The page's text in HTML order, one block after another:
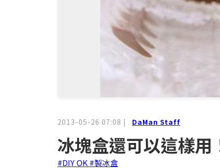
2013-05-26 07:08 | DaMan Staff
冰塊盒還可以這樣用
#DIY OK#製冰盒